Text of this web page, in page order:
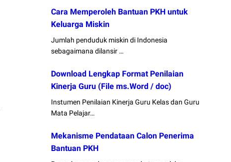
Cara Memperoleh Bantuan PKH untuk
Keluarga Miskin
Jumlah penduduk miskin di Indonesia
sebagaimana dilansir …
Download Lengkap Format Penilaian
Kinerja Guru (File ms.Word / doc)
Instumen Penilaian Kinerja Guru Kelas dan Guru
Mata Pelajar…
Mekanisme Pendataan Calon Penerima
Bantuan PKH